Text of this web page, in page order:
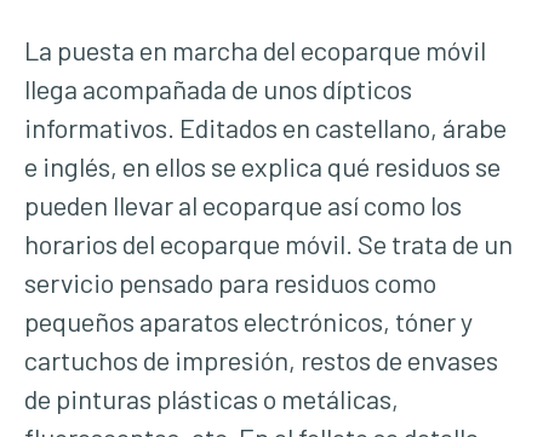
La puesta en marcha del ecoparque móvil
llega acompañada de unos dípticos
informativos. Editados en castellano, árabe
e inglés, en ellos se explica qué residuos se
pueden llevar al ecoparque así como los
horarios del ecoparque móvil. Se trata de un
servicio pensado para residuos como
pequeños aparatos electrónicos, tóner y
cartuchos de impresión, restos de envases
de pinturas plásticas o metálicas,